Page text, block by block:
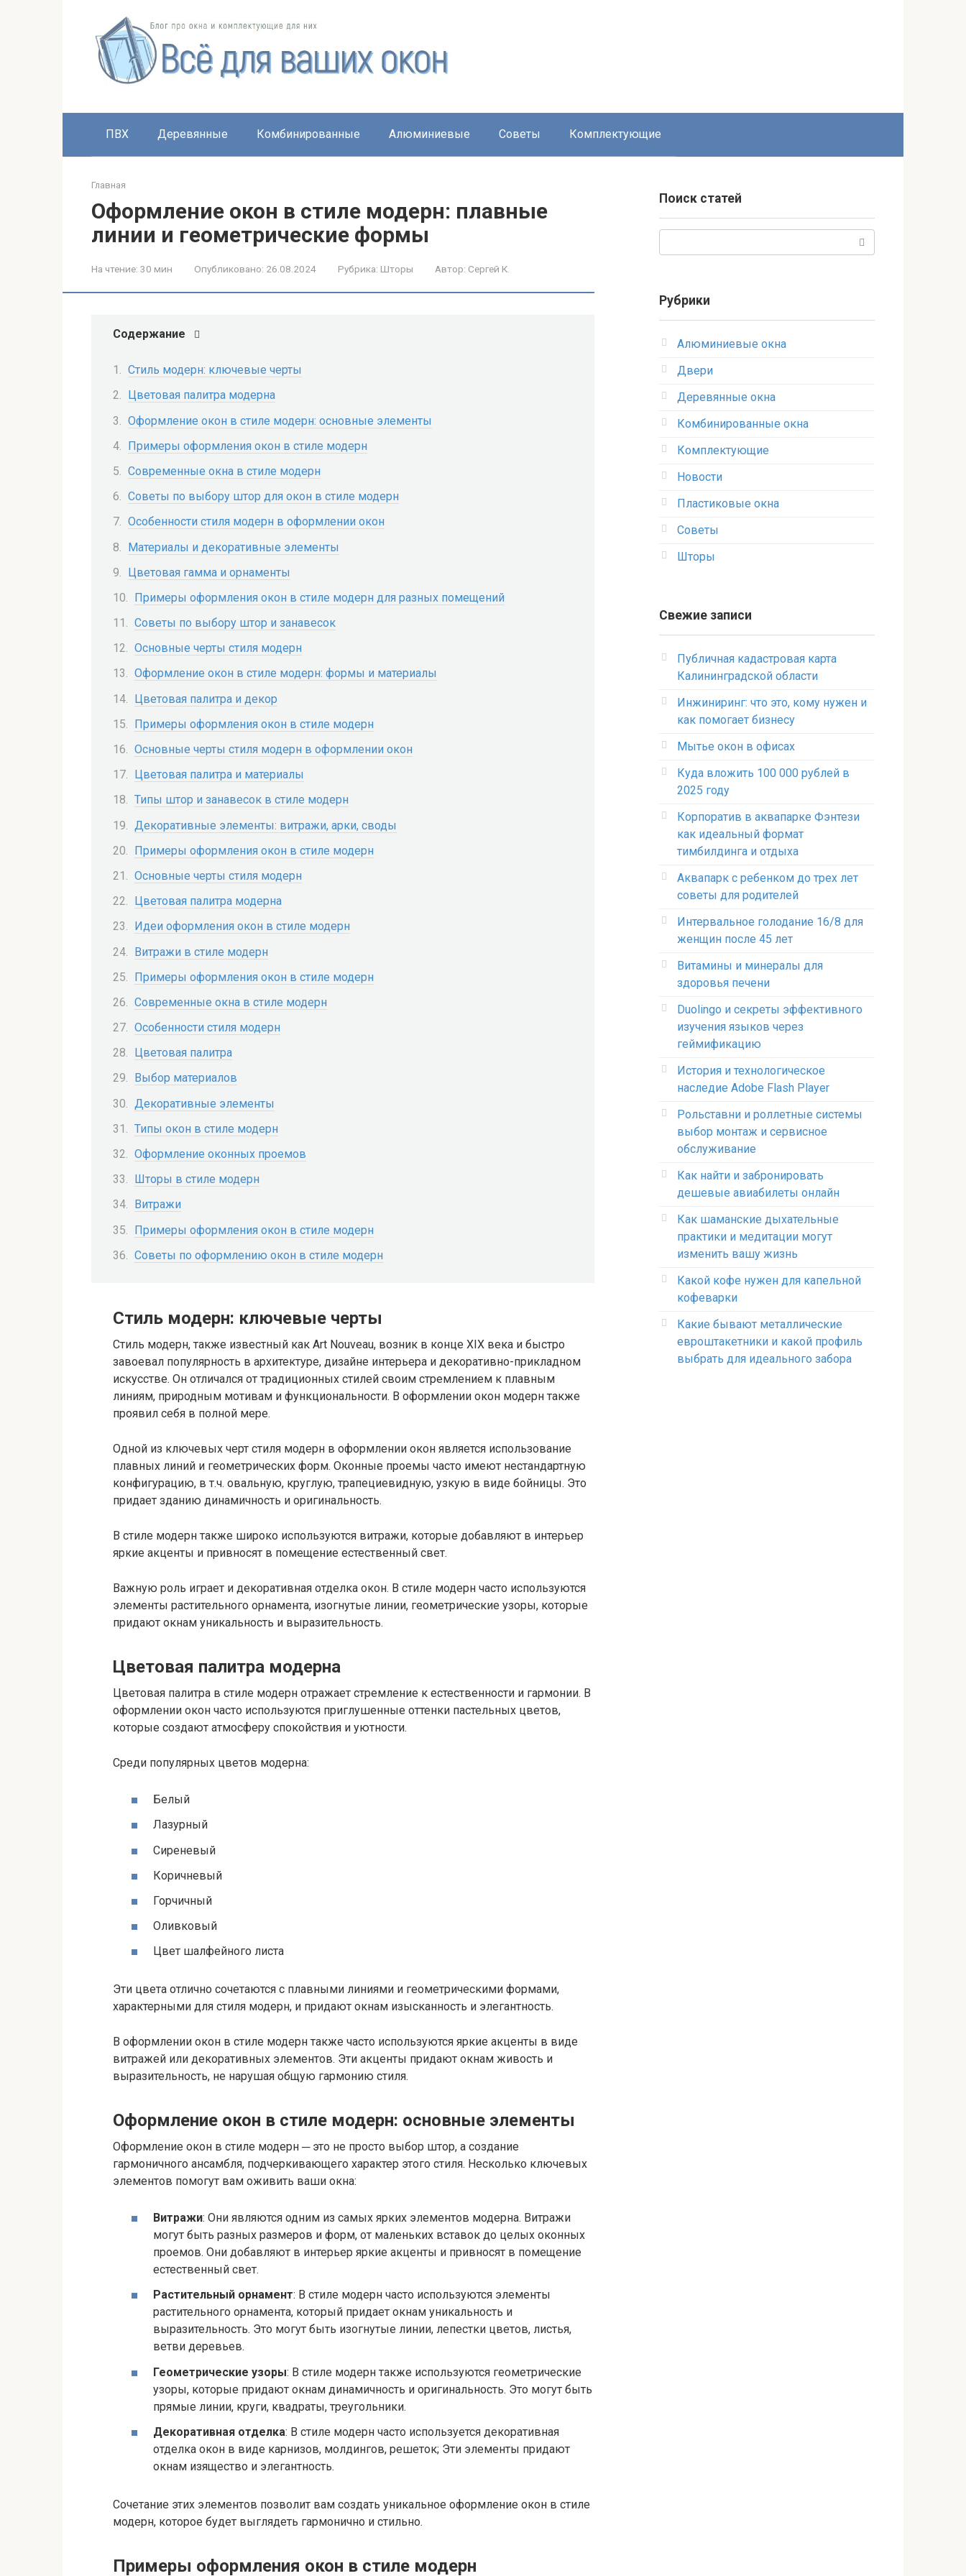
ПВХ Деревянные Комбинированные Алюминиевые Советы Комплектующие
Главная
Оформление окон в стиле модерн: плавные
линии и геометрические формы
На чтение: 30 мин Опубликовано: 26.08.2024 Рубрика: Шторы Автор: Сергей К.
Содержание
Стиль модерн: ключевые черты
Цветовая палитра модерна
Оформление окон в стиле модерн: основные элементы
Примеры оформления окон в стиле модерн
Современные окна в стиле модерн
Советы по выбору штор для окон в стиле модерн
Особенности стиля модерн в оформлении окон
Материалы и декоративные элементы
Цветовая гамма и орнаменты
Примеры оформления окон в стиле модерн для разных помещений
Советы по выбору штор и занавесок
Основные черты стиля модерн
Оформление окон в стиле модерн: формы и материалы
Цветовая палитра и декор
Примеры оформления окон в стиле модерн
Основные черты стиля модерн в оформлении окон
Цветовая палитра и материалы
Типы штор и занавесок в стиле модерн
Декоративные элементы: витражи, арки, своды
Примеры оформления окон в стиле модерн
Основные черты стиля модерн
Цветовая палитра модерна
Идеи оформления окон в стиле модерн
Витражи в стиле модерн
Примеры оформления окон в стиле модерн
Современные окна в стиле модерн
Особенности стиля модерн
Цветовая палитра
Выбор материалов
Декоративные элементы
Типы окон в стиле модерн
Оформление оконных проемов
Шторы в стиле модерн
Витражи
Примеры оформления окон в стиле модерн
Советы по оформлению окон в стиле модерн
Стиль модерн: ключевые черты
Стиль модерн, также известный как Art Nouveau, возник в конце XIX века и быстро
завоевал популярность в архитектуре, дизайне интерьера и декоративно-прикладном
искусстве. Он отличался от традиционных стилей своим стремлением к плавным
линиям, природным мотивам и функциональности. В оформлении окон модерн также
проявил себя в полной мере.
Одной из ключевых черт стиля модерн в оформлении окон является использование
плавных линий и геометрических форм. Оконные проемы часто имеют нестандартную
конфигурацию, в т.ч. овальную, круглую, трапециевидную, узкую в виде бойницы. Это
придает зданию динамичность и оригинальность.
В стиле модерн также широко используются витражи, которые добавляют в интерьер
яркие акценты и привносят в помещение естественный свет.
Важную роль играет и декоративная отделка окон. В стиле модерн часто используются
элементы растительного орнамента, изогнутые линии, геометрические узоры, которые
придают окнам уникальность и выразительность.
Цветовая палитра модерна
Цветовая палитра в стиле модерн отражает стремление к естественности и гармонии. В
оформлении окон часто используются приглушенные оттенки пастельных цветов,
которые создают атмосферу спокойствия и уютности.
Среди популярных цветов модерна:
Белый
Лазурный
Сиреневый
Коричневый
Горчичный
Оливковый
Цвет шалфейного листа
Эти цвета отлично сочетаются с плавными линиями и геометрическими формами,
характерными для стиля модерн, и придают окнам изысканность и элегантность.
В оформлении окон в стиле модерн также часто используются яркие акценты в виде
витражей или декоративных элементов. Эти акценты придают окнам живость и
выразительность, не нарушая общую гармонию стиля.
Оформление окон в стиле модерн: основные элементы
Оформление окон в стиле модерн ─ это не просто выбор штор, а создание
гармоничного ансамбля, подчеркивающего характер этого стиля. Несколько ключевых
элементов помогут вам оживить ваши окна:
Витражи: Они являются одним из самых ярких элементов модерна. Витражи
могут быть разных размеров и форм, от маленьких вставок до целых оконных
проемов. Они добавляют в интерьер яркие акценты и привносят в помещение
естественный свет.
Растительный орнамент: В стиле модерн часто используются элементы
растительного орнамента, который придает окнам уникальность и
выразительность. Это могут быть изогнутые линии, лепестки цветов, листья,
ветви деревьев.
Геометрические узоры: В стиле модерн также используются геометрические
узоры, которые придают окнам динамичность и оригинальность. Это могут быть
прямые линии, круги, квадраты, треугольники.
Декоративная отделка: В стиле модерн часто используется декоративная
отделка окон в виде карнизов, молдингов, решеток; Эти элементы придают
окнам изящество и элегантность.
Сочетание этих элементов позволит вам создать уникальное оформление окон в стиле
модерн, которое будет выглядеть гармонично и стильно.
Примеры оформления окон в стиле модерн
Поиск статей
Рубрики
Алюминиевые окна
Двери
Деревянные окна
Комбинированные окна
Комплектующие
Новости
Пластиковые окна
Советы
Шторы
Свежие записи
Публичная кадастровая карта
Калининградской области
Инжиниринг: что это, кому нужен и
как помогает бизнесу
Мытье окон в офисах
Куда вложить 100 000 рублей в
2025 году
Корпоратив в аквапарке Фэнтези
как идеальный формат
тимбилдинга и отдыха
Аквапарк с ребенком до трех лет
советы для родителей
Интервальное голодание 16/8 для
женщин после 45 лет
Витамины и минералы для
здоровья печени
Duolingo и секреты эффективного
изучения языков через
геймификацию
История и технологическое
наследие Adobe Flash Player
Рольставни и роллетные системы
выбор монтаж и сервисное
обслуживание
Как найти и забронировать
дешевые авиабилеты онлайн
Как шаманские дыхательные
практики и медитации могут
изменить вашу жизнь
Какой кофе нужен для капельной
кофеварки
Какие бывают металлические
евроштакетники и какой профиль
выбрать для идеального забора